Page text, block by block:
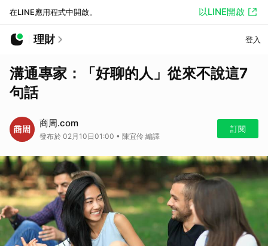
在LINE應用程式中開啟。 以LINE開啟
理財 登入
溝通專家：「好聊的人」從來不說這7
句話
商周.com
發布於 02月10日01:00 • 陳宜伶 編譯
訂閱